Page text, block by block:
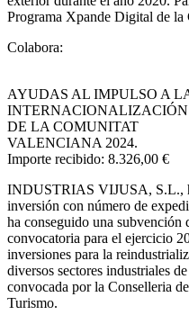
Programa Xpande Digital de la
Colabora:
AYUDAS AL IMPULSO A
INTERNACIONALIZACIÓN
DE LA COMUNITAT
VALENCIANA 2024.
Importe recibido: 8.326,00 €
INDUSTRIAS VIJUSA, S.L.,
inversión con número de
ha conseguido una subvención
convocatoria para el ejercicio
inversiones para la
diversos sectores industriales
convocada por la Conselleria
Turismo.